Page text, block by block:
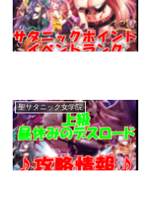
聖サタニック女学院